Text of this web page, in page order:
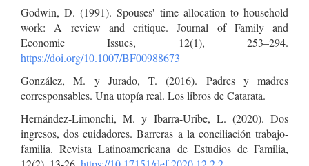
Godwin, D. (1991). Spouses' time allocation to household
work: A review and critique. Journal of Family and
Economic Issues, 12(1), 253–294.
https://doi.org/10.1007/BF00988673
González, M. y Jurado, T. (2016). Padres y madres
corresponsables. Una utopía real. Los libros de Catarata.
Hernández-Limonchi, M. y Ibarra-Uribe, L. (2020). Dos
ingresos, dos cuidadores. Barreras a la conciliación trabajo-
familia. Revista Latinoamericana de Estudios de Familia,